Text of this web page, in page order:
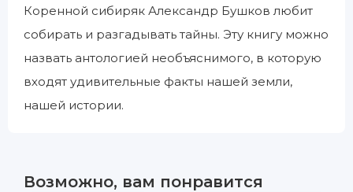
Коренной сибиряк Александр Бушков любит
собирать и разгадывать тайны. Эту книгу можно
назвать антологией необъяснимого, в которую
входят удивительные факты нашей земли,
нашей истории.
Возможно, вам понравится